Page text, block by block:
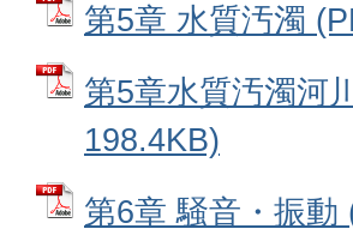
第5章 水質汚濁
第5章水質汚濁河
198.4KB)
第6章 騒音・振